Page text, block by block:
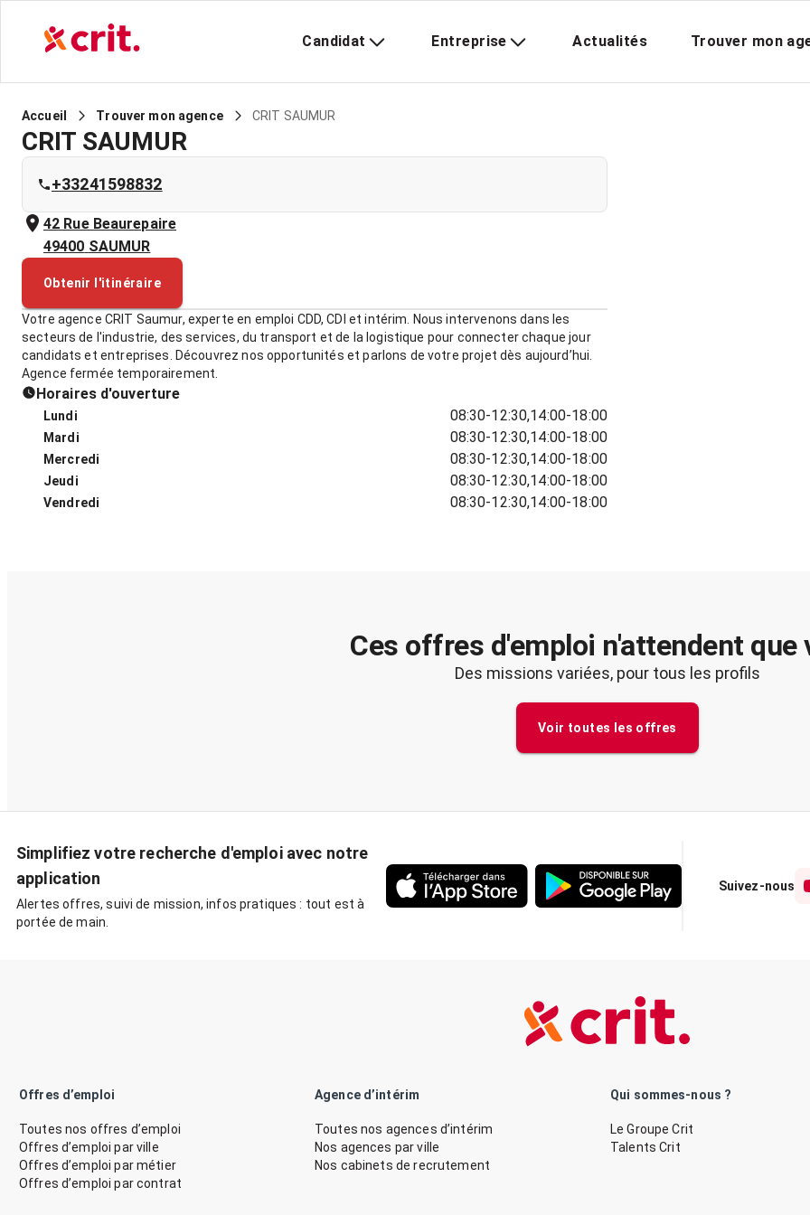
Candidat Entreprise Actualités Trouver mon
Accueil Trouver mon agence CRIT SAUMUR
CRIT SAUMUR
+33241598832
42 Rue Beaurepaire
49400 SAUMUR
Obtenir l'itinéraire
Votre agence CRIT Saumur, experte en emploi CDD, CDI et intérim. Nous intervenons dans les
secteurs de l'industrie, des services, du transport et de la logistique pour connecter chaque jour
candidats et entreprises. Découvrez nos opportunités et parlons de votre projet dès aujourd’hui.
Agence fermée temporairement.
Horaires d'ouverture
Lundi 08:30-12:30,14:00-18:00
Mardi 08:30-12:30,14:00-18:00
Mercredi 08:30-12:30,14:00-18:00
Jeudi 08:30-12:30,14:00-18:00
Vendredi 08:30-12:30,14:00-18:00
Ces offres d'emploi n'attendent que
Des missions variées, pour tous les profils
Voir toutes les offres
Simplifiez votre recherche d'emploi avec notre
application
Alertes offres, suivi de mission, infos pratiques : tout est à
portée de main.
Suivez-nous
Offres d’emploi
Toutes nos offres d’emploi
Offres d’emploi par ville
Offres d’emploi par métier
Offres d’emploi par contrat
Agence d’intérim
Toutes nos agences d’intérim
Nos agences par ville
Nos cabinets de recrutement
Qui sommes-nous ?
Le Groupe Crit
Talents Crit